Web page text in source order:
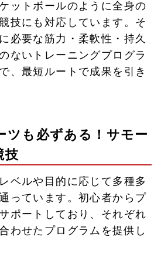
ットボールのように全身の
技にも対応しています。そ
必要な筋力・柔軟性・持久
ないトレーニングプログラ
、最短ルートで成果を引き
ツも必ずある！サモー
技
ベルや目的に応じて多種多
っています。初心者からプ
ポートしており、それぞれ
わせたプログラムを提供し